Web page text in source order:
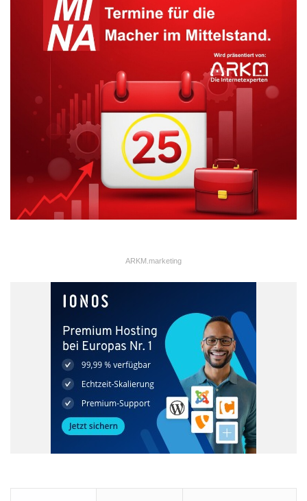
Fachmännische Leistungen
weniger Minuten werden zugefallene Türen durch
fachmännische Handgriffe wieder geöffnet. Den Preis für die
Türöffnung erfährt der Kunde schon vor dem Einsatz, denn er
erhält einen Kostenvoranschlag. Versteckte Kosten gibt es
schlüsseldienst-lüdenscheid.denicht. Die gut ausgebildeten
Monteure verwenden ausschließlich hochwertige Zylinder und
Schlösser der Marken Abus und Mr.Key.
Der Schlüsseldienst Lüdenscheid ist rund um die Uhr im
Beim schlüsseldienst-lüdenscheid.de sind die Kunden rund um
Türöffnungen im 24 Stunden Notdienst. Außerdem kümmert
ARKM.marketing